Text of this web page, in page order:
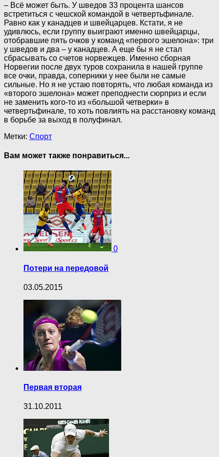
– Всё может быть. У шведов 33 процента шансов
встретиться с чешской командой в четвертьфинале.
Равно как у канадцев и швейцарцев. Кстати, я не
удивлюсь, если группу выиграют именно швейцарцы,
отобравшие пять очков у команд «первого эшелона»: три
у шведов и два – у канадцев. А еще бы я не стал
сбрасывать со счетов норвежцев. Именно сборная
Норвегии после двух туров сохранила в нашей группе
все очки, правда, соперники у нее были не самые
сильные. Но я не устаю повторять, что любая команда из
«второго эшелона» может преподнести сюрприз и если
не заменить кого-то из «большой четверки» в
четвертьфинале, то хоть повлиять на расстановку команд
в борьбе за выход в полуфинал.
Метки: Спорт
Вам может также понравиться...
0
Потери на передовой
03.05.2015
Первая вторая
31.10.2011